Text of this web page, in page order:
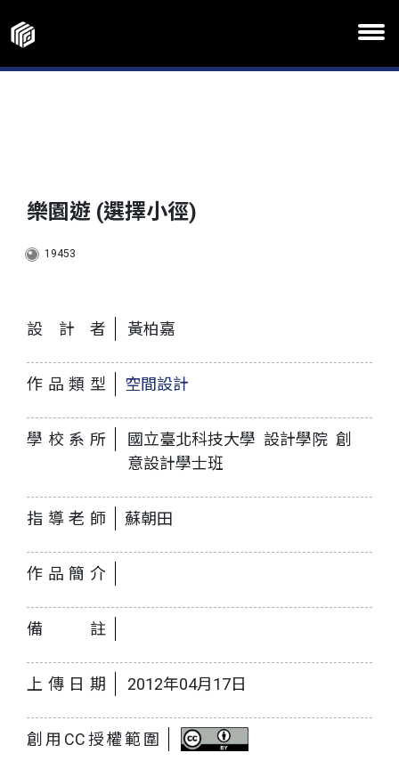
樂園遊 (選擇小徑)
19453
設計者 黃柏嘉
作品類型 空間設計
學校系所
國立臺北科技大學 設計學院 創
意設計學士班
指導老師 蘇朝田
作品簡介
備註
上傳日期 2012年04月17日
創用CC授權範圍